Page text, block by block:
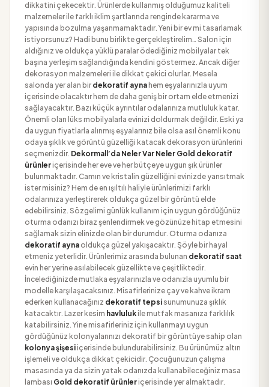
dikkatini çekecektir. Ürünlerde kullanmış olduğumuz kaliteli
malzemeler ile farklı iklim şartlarında renginde kararma ve
yapısında bozulma yaşanmamaktadır. Yeni bir ev mi tasarlamak
istiyorsunuz? Hadi bunu birlikte gerçekleştirelim… Salon için
aldığınız ve oldukça yüklü paralar ödediğiniz mobilyalar tek
başına yerleşim sağlandığında kendini göstermez. Ancak diğer
dekorasyon malzemeleri ile dikkat çekici olurlar. Mesela
salonda yer alan bir dekoratif ayna hem eşyalarınızla uyum
içerisinde olacaktır hem de daha geniş bir ortam elde etmenizi
sağlayacaktır. Bazı küçük ayrıntılar odalarınıza mutluluk katar.
Önemli olan lüks mobilyalarla evinizi doldurmak değildir. Eski ya
da uygun fiyatlarla alınmış eşyalarınız bile olsa asıl önemli konu
odaya şıklık ve görüntü güzelliği katacak dekorasyon ürünlerini
seçmenizdir. Dekormall’da Neler Var Neler Gold dekoratif
ürünleriçerisinde her eve ve her bütçeye uygun şık ürünler
bulunmaktadır. Camın ve kristalin güzelliğini evinizde yansıtmak
ister misiniz? Hem de en ışıltılı haliyle ürünlerimizi farklı
odalarınıza yerleştirerek oldukça güzel bir görüntü elde
edebilirsiniz. Sözgelimi günlük kullanım için uygun gördüğünüz
oturma odanızı biraz şenlendirmek ve gözünüze hitap etmesini
sağlamak sizin elinizde olan bir durumdur. Oturma odanıza
dekoratif ayna oldukça güzel yakışacaktır. Şöyle bir hayal
etmeniz yeterlidir. Ürünlerimiz arasında bulunan dekoratif saat
evin her yerine asılabilecek güzellikte ve çeşitliktedir.
İncelediğinizde mutlaka eşyalarınızla ve odanızla uyumlu bir
modelle karşılaşacaksınız. Misafirlerinize çay ve kahve ikram
ederken kullanacağınız dekoratif tepsisunumunuza şıklık
katacaktır. Lazer kesim havlulukile mutfak masanıza farklılık
katabilirsiniz. Yine misafirleriniz için kullanmayı uygun
gördüğünüz kolonyalarınızı dekoratif bir görüntüye sahip olan
kolonya şişesiiçerisinde bulundurabilirsiniz. Bu ürünümüz altın
işlemeli ve oldukça dikkat çekicidir. Çocuğunuzun çalışma
masasında ya da sizin yatak odanızda kullanabileceğiniz masa
lambası Gold dekoratif ürünleriçerisinde yer almaktadır.